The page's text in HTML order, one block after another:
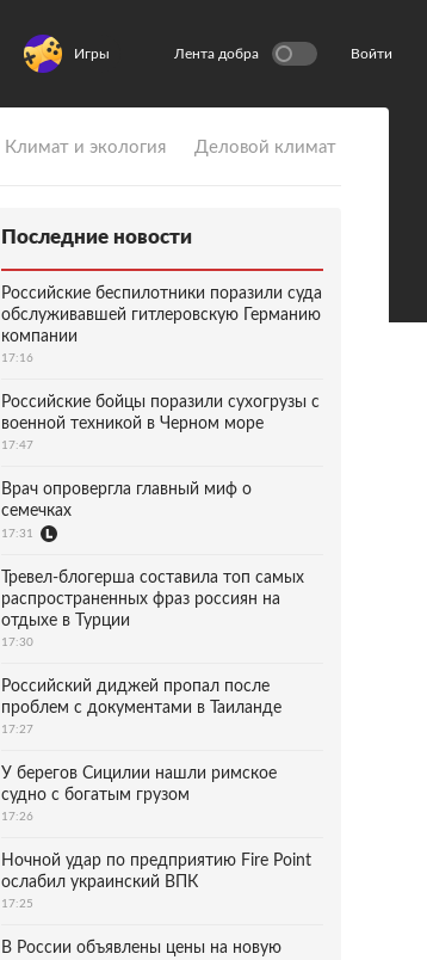
Игры Лента добра Войти
Климат и экология Деловой климат
Последние новости
Российские беспилотники поразили суда
обслуживавшей гитлеровскую Германию
компании
17:16
Российские бойцы поразили сухогрузы с
военной техникой в Черном море
17:47
Врач опровергла главный миф о
семечках
17:31
Тревел-блогерша составила топ самых
распространенных фраз россиян на
отдыхе в Турции
17:30
Российский диджей пропал после
проблем с документами в Таиланде
17:27
У берегов Сицилии нашли римское
судно с богатым грузом
17:26
Ночной удар по предприятию Fire Point
ослабил украинский ВПК
17:25
В России объявлены цены на новую